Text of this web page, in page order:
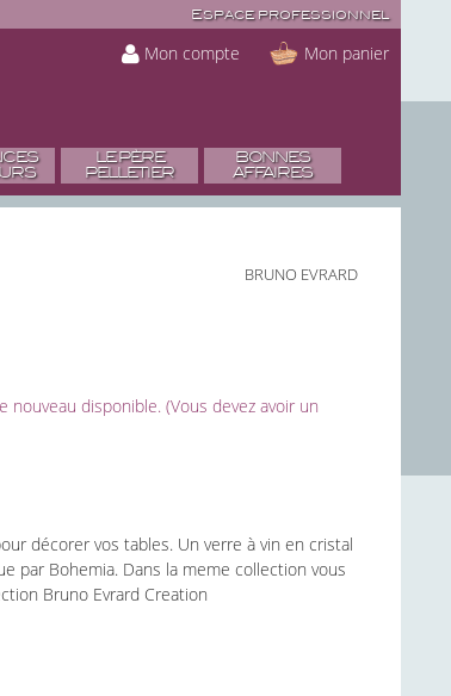
Espace professionnel
Mon compte Mon panier
LE PÈRE
PELLETIER
BONNES
AFFAIRES
BRUNO EVRARD
disponible. (Vous devez avoir un
décorer vos tables. Un verre à vin en cristal
par Bohemia. Dans la meme collection vous
Bruno Evrard Creation